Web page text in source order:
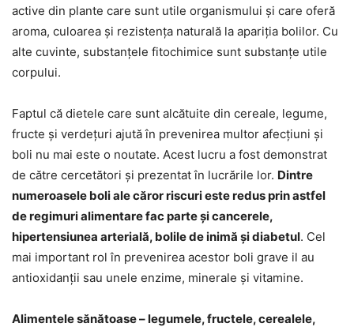
active din plante care sunt utile organismului și care oferă
aroma, culoarea și rezistența naturală la apariția bolilor. Cu
alte cuvinte, substanțele fitochimice sunt substanțe utile
corpului.
Faptul că dietele care sunt alcătuite din cereale, legume,
fructe și verdețuri ajută în prevenirea multor afecțiuni și
boli nu mai este o noutate. Acest lucru a fost demonstrat
de către cercetători și prezentat în lucrările lor. Dintre
numeroasele boli ale căror riscuri este redus prin astfel
de regimuri alimentare fac parte și cancerele,
hipertensiunea arterială, bolile de inimă și diabetul. Cel
mai important rol în prevenirea acestor boli grave il au
antioxidanții sau unele enzime, minerale și vitamine.
Alimentele sănătoase – legumele, fructele, cerealele,